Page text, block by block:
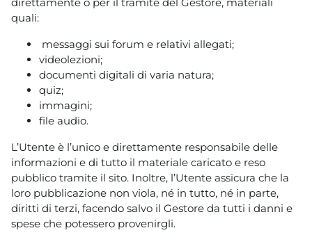
quali:
messaggi sui forum e relativi allegati;
videolezioni;
documenti digitali di varia natura;
quiz;
immagini;
file audio.
L’Utente è l’unico e direttamente responsabile delle
informazioni e di tutto il materiale caricato e reso
pubblico tramite il sito. Inoltre, l’Utente assicura che la
loro pubblicazione non viola, né in tutto, né in parte,
diritti di terzi, facendo salvo il Gestore da tutti i danni e
spese che potessero provenirgli.